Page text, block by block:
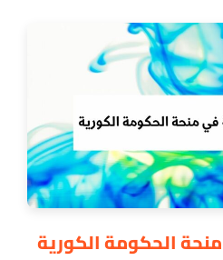
الحكومة الكورية